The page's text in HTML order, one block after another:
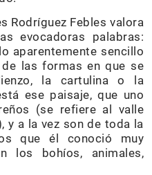
Rodríguez Febles valora
evocadoras palabras:
aparentemente sencillo
las formas en que se
la cartulina o la
ese paisaje, que uno
(se refiere al valle
y a la vez son de toda la
que él conoció muy
los bohíos, animales,